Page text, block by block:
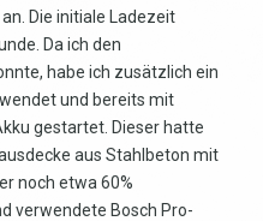
Die initiale Ladezeit
Da ich den
habe ich zusätzlich ein
und bereits mit
gestartet. Dieser hatte
aus Stahlbeton mit
noch etwa 60%
verwendete Bosch Pro-